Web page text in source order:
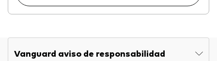
Vanguard aviso de responsabilidad